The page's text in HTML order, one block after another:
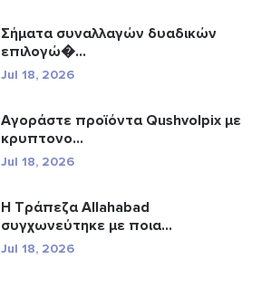
Σήματα συναλλαγών δυαδικών
επιλογώ�...
Jul 18, 2026
Αγοράστε προϊόντα Qushvolpix με
κρυπτονο...
Jul 18, 2026
Η Τράπεζα Allahabad
συγχωνεύτηκε με ποια...
Jul 18, 2026